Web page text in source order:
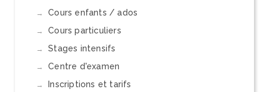
Cours enfants / ados
Cours particuliers
Stages intensifs
Centre d'examen
Inscriptions et tarifs